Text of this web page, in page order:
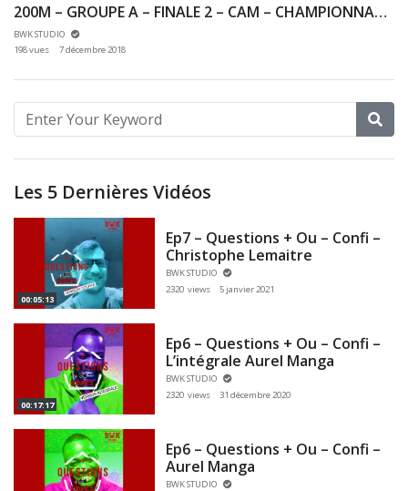
200M – GROUPE A – FINALE 2 – CAM – CHAMPIONNAT 92 & 78 INDOOR 02/12/2018 – EAUBONNE
BWK STUDIO
198 vues
7 décembre 2018
Les 5 Dernières Vidéos
00:05:13
Ep7 – Questions + Ou – Confi –
Christophe Lemaitre
BWK STUDIO
2320 views
5 janvier 2021
00:17:17
Ep6 – Questions + Ou – Confi –
L’intégrale Aurel Manga
BWK STUDIO
2320 views
31 décembre 2020
Ep6 – Questions + Ou – Confi –
Aurel Manga
BWK STUDIO